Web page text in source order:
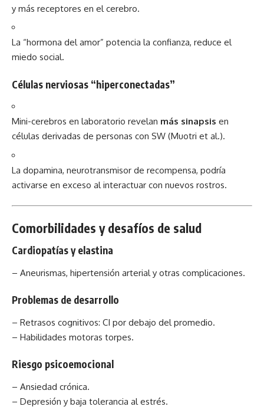
y más receptores en el cerebro.
La “hormona del amor” potencia la confianza, reduce el
miedo social.
Células nerviosas “hiperconectadas”
Mini-cerebros en laboratorio revelan más sinapsis en
células derivadas de personas con SW (Muotri et al.).
La dopamina, neurotransmisor de recompensa, podría
activarse en exceso al interactuar con nuevos rostros.
Comorbilidades y desafíos de salud
Cardiopatías y elastina
– Aneurismas, hipertensión arterial y otras complicaciones.
Problemas de desarrollo
– Retrasos cognitivos: CI por debajo del promedio.
– Habilidades motoras torpes.
Riesgo psicoemocional
– Ansiedad crónica.
– Depresión y baja tolerancia al estrés.